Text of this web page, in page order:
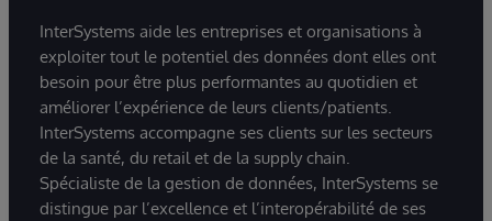
InterSystems aide les entreprises et organisations à
exploiter tout le potentiel des données dont elles ont
besoin pour être plus performantes au quotidien et
améliorer l’expérience de leurs clients/patients.
InterSystems accompagne ses clients sur les secteurs
de la santé, du retail et de la supply chain.
Spécialiste de la gestion de données, InterSystems se
distingue par l’excellence et l’interopérabilité de ses